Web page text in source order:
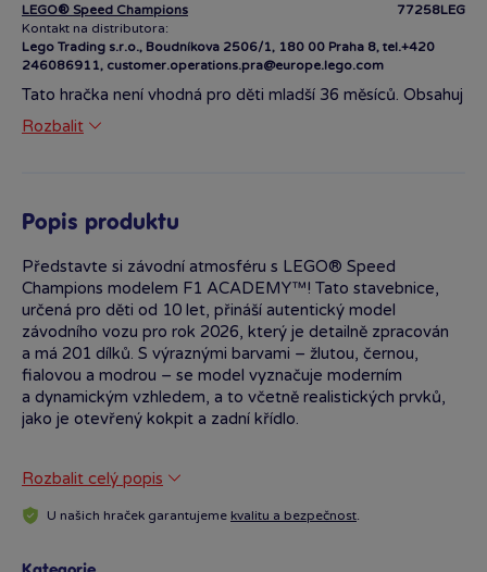
LEGO® Speed Champions
77258LEG
Kontakt na distributora:
Lego Trading s.r.o., Boudníkova 2506/1, 180 00 Praha 8, tel.+420
246086911, customer.operations.pra@europe.lego.com
Tato hračka není vhodná pro děti mladší 36 měsíců. Obsahuj
malé části, kteeré mohou být vdechnuty nebo polknuty.
Hračka je ve shodě se základními požadavky na
Rozbalit
Popis produktu
Představte si závodní atmosféru s LEGO® Speed
Champions modelem F1 ACADEMY™! Tato stavebnice,
určená pro děti od 10 let, přináší autentický model
závodního vozu pro rok 2026, který je detailně zpracován
a má 201 dílků. S výraznými barvami – žlutou, černou,
fialovou a modrou – se model vyznačuje moderním
a dynamickým vzhledem, a to včetně realistických prvků,
jako je otevřený kokpit a zadní křídlo.
závodním obleku, která je perfektní pro napodobení
skutečného závodění. Tato stavebnice nejenže poskytuje
zábavu při stavění, ale může sloužit i jako stylová dekorace
Rozbalit celý popis
U našich hraček garantujeme kvalitu a bezpečnost.